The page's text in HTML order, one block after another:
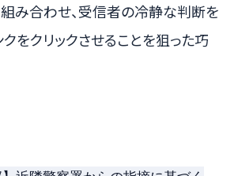
み合わせ、受信者の冷静な判断を
をクリックさせることを狙った巧